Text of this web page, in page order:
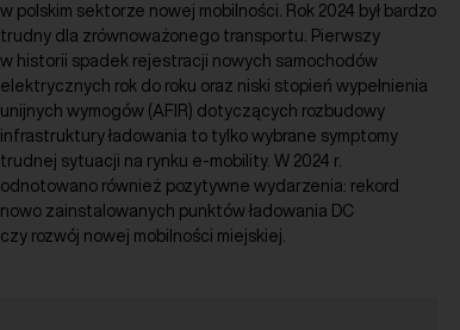
w polskim sektorze nowej mobilności. Rok 2024 był bardzo
trudny dla zrównoważonego transportu. Pierwszy
w historii spadek rejestracji nowych samochodów
elektrycznych rok do roku oraz niski stopień wypełnienia
unijnych wymogów (AFIR) dotyczących rozbudowy
infrastruktury ładowania to tylko wybrane symptomy
trudnej sytuacji na rynku e-mobility. W 2024 r.
odnotowano również pozytywne wydarzenia: rekord
nowo zainstalowanych punktów ładowania DC
czy rozwój nowej mobilności miejskiej.